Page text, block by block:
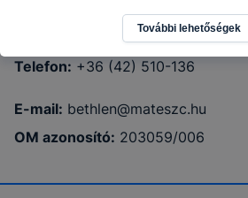
KRÉTA
Telefon: +36 (42) 510-136
E-mail: bethlen@mateszc.hu
OM azonosító: 203059/006
képesek honlapunk funkcióinak
fog működni böngészőjében.
További lehetőségek